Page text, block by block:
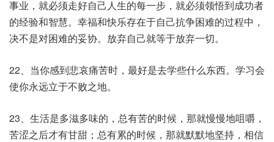
事业，就必须走好自己人生的每一步，就必须领悟到成功者
的经验和智慧。幸福和快乐存在于自己抗争困难的过程中，
决不是对困难的妥协。放弃自己就等于放弃一切。
22、当你感到悲哀痛苦时，最好是去学些什么东西。学习会
使你永远立于不败之地。
23、生活是多滋多味的，总有苦的时候，那就慢慢地咀嚼，
苦涩之后才有甘甜；总有累的时候，那就默默地坚持，相信